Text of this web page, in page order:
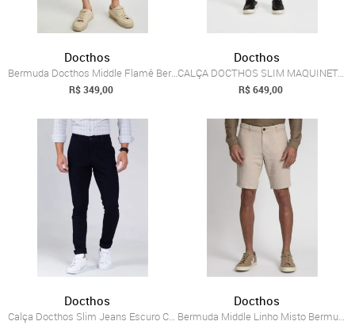
Docthos
Bermuda Docthos Middle Flamê Bermuda Doc...
R$ 349,00
Docthos
CALÇA DOCTHOS SLIM MAQUINETADA POCKET UL...
R$ 649,00
Docthos
Calça Docthos Slim Jeans Escuro Calca Do...
Docthos
Bermuda Middle Linho Misto Bermuda Docth...